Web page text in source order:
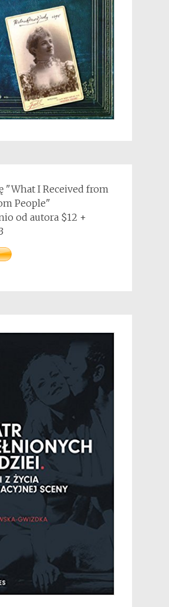
"What I Received from
People"
od autora $12 +